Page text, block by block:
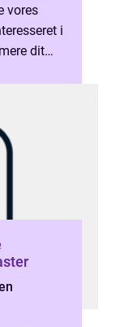
vores
i
dit